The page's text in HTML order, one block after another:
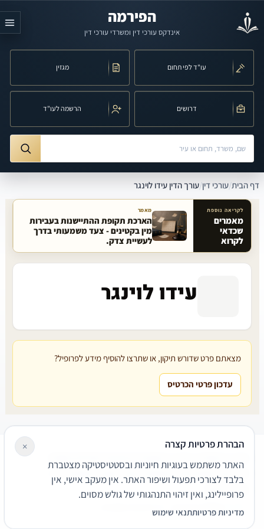
הפירמה
אינדקס עורכי דין ומשרדי עורכי דין
עו"ד לפי תחום מגזין
דרושים הרשמה לעו"ד
חיפוש לפי שם, משרד, תחום משפט או עיר
דף הבית/עורכי דין/עורך הדין עידו לוינגר
מאמרים קשורים באתר
לקריאה נוספת
מאמרים
שכדאי
לקרוא
מאמר
הארכת תקופת ההתיישנות בעבירות
מין בקטינים - צעד משמעותי בדרך
לעשיית צדק.
עידו לוינגר
מצאתם פרט שדורש תיקון, או שתרצו להוסיף מידע לפרופיל?
עדכון פרטי הכרטיס
שירותים משפטיים
דרושים צור קשר נגישותפרטיות
תנאי שימוש
© 2026 הפירמה. כל הזכויות שמורות.
הבהרת פרטיות קצרה
האתר משתמש בעוגיות חיוניות ובסטטיסטיקה מצטברת
בלבד לצורכי תפעול ושיפור האתר. אין מעקב אישי, אין
פרופיילינג, ואין זיהוי התנהגותי של גולש מסוים.
מדיניות פרטיותתנאי שימוש
×